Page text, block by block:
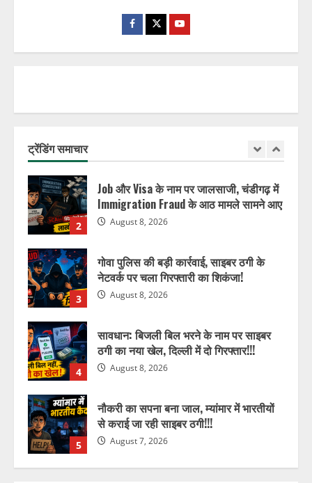
ट्रेंडिंग समाचार
से कराई जा रही साइबर ठगी!!!
1
डिजिटल नौकरी का झांसा देकर करोड़ों जुटाए,
2
Job और Visa के नाम पर जालसाजी, चंडीगढ़ में
Immigration Fraud के आठ मामले सामने आए
August 8, 2026
3
गोवा पुलिस की बड़ी कार्रवाई, साइबर ठगी के
नेटवर्क पर चला गिरफ्तारी का शिकंजा!
August 8, 2026
4
सावधान: बिजली बिल भरने के नाम पर साइबर
ठगी का नया खेल, दिल्ली में दो गिरफ्तार!!!
August 8, 2026
5
नौकरी का सपना बना जाल, म्यांमार में भारतीयों
से कराई जा रही साइबर ठगी!!!
August 7, 2026